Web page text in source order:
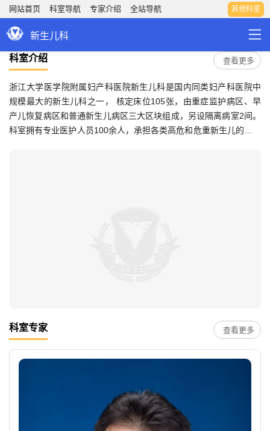
新生儿科
网站首页 科室导航 专家介绍 全站导航 其他科室
科室介绍 查看更多
浙江大学医学院附属妇产科医院新生儿科是国内同类妇产科医院中
规模最大的新生儿科之一， 核定床位105张，由重症监护病区、早
产儿恢复病区和普通新生儿病区三大区块组成，另设隔离病室2间。
科室拥有专业医护人员100余人，承担各类高危和危重新生儿的监护
科室专家 查看更多